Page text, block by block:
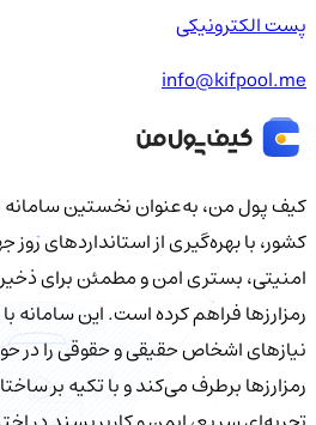
پست الکترونیکی
info@kifpool.me
کیف‌ پول من، به‌عنوان نخستین سامانه
کشور، با بهره‌گیری از استانداردهای روز
امنیتی، بستری امن و مطمئن برای
رمزارزها فراهم کرده است. این سامانه
نیازهای اشخاص حقیقی و حقوقی را در
رمزارزها برطرف می‌کند و با تکیه بر